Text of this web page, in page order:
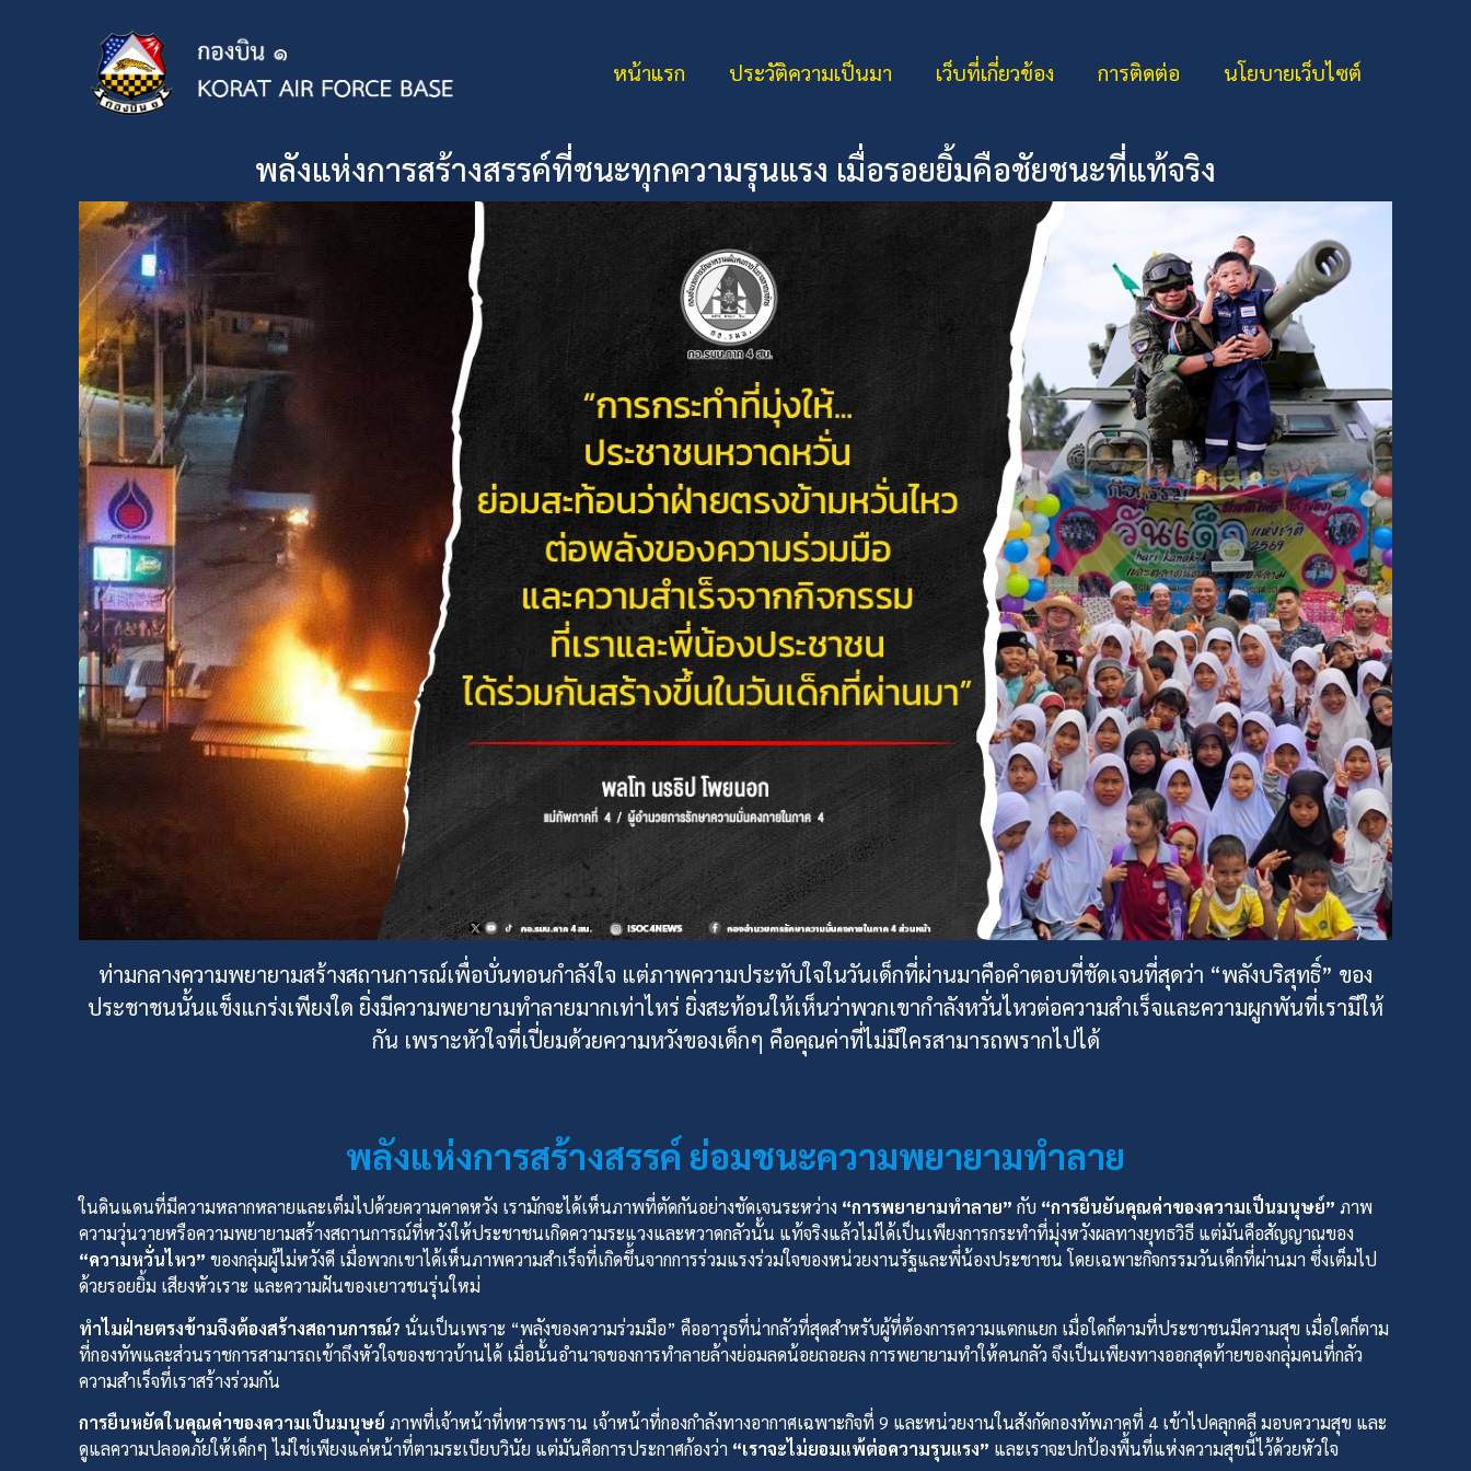
หน้าแรก ประวัติความเป็นมา เว็บที่เกี่ยวข้อง การติดต่อ นโยบายเว็บไซต์
พลังแห่งการสร้างสรรค์ที่ชนะทุกความรุนแรง เมื่อรอยยิ้มคือชัยชนะที่แท้จริง
ท่ามกลางความพยายามสร้างสถานการณ์เพื่อบั่นทอนกำลังใจ แต่ภาพความประทับใจในวันเด็กที่ผ่านมาคือคำตอบที่ชัดเจนที่สุดว่า “พลังบริสุทธิ์” ของ
ประชาชนนั้นแข็งแกร่งเพียงใด ยิ่งมีความพยายามทำลายมากเท่าไหร่ ยิ่งสะท้อนให้เห็นว่าพวกเขากำลังหวั่นไหวต่อความสำเร็จและความผูกพันที่เรามีให้
กัน เพราะหัวใจที่เปี่ยมด้วยความหวังของเด็กๆ คือคุณค่าที่ไม่มีใครสามารถพรากไปได้
พลังแห่งการสร้างสรรค์ ย่อมชนะความพยายามทำลาย
ในดินแดนที่มีความหลากหลายและเต็มไปด้วยความคาดหวัง เรามักจะได้เห็นภาพที่ตัดกันอย่างชัดเจนระหว่าง “การพยายามทำลาย” กับ “การยืนยันคุณค่าของความเป็นมนุษย์” ภาพ
ความวุ่นวายหรือความพยายามสร้างสถานการณ์ที่หวังให้ประชาชนเกิดความระแวงและหวาดกลัวนั้น แท้จริงแล้วไม่ได้เป็นเพียงการกระทำที่มุ่งหวังผลทางยุทธวิธี แต่มันคือสัญญาณของ
“ความหวั่นไหว” ของกลุ่มผู้ไม่หวังดี เมื่อพวกเขาได้เห็นภาพความสำเร็จที่เกิดขึ้นจากการร่วมแรงร่วมใจของหน่วยงานรัฐและพี่น้องประชาชน โดยเฉพาะกิจกรรมวันเด็กที่ผ่านมา ซึ่งเต็มไป
ด้วยรอยยิ้ม เสียงหัวเราะ และความฝันของเยาวชนรุ่นใหม่
ทำไมฝ่ายตรงข้ามจึงต้องสร้างสถานการณ์? นั่นเป็นเพราะ “พลังของความร่วมมือ” คืออาวุธที่น่ากลัวที่สุดสำหรับผู้ที่ต้องการความแตกแยก เมื่อใดก็ตามที่ประชาชนมีความสุข เมื่อใดก็ตาม
ที่กองทัพและส่วนราชการสามารถเข้าถึงหัวใจของชาวบ้านได้ เมื่อนั้นอำนาจของการทำลายล้างย่อมลดน้อยถอยลง การพยายามทำให้คนกลัว จึงเป็นเพียงทางออกสุดท้ายของกลุ่มคนที่กลัว
ความสำเร็จที่เราสร้างร่วมกัน
การยืนหยัดในคุณค่าของความเป็นมนุษย์ ภาพที่เจ้าหน้าที่ทหารพราน เจ้าหน้าที่กองกำลังทางอากาศเฉพาะกิจที่ 9 และหน่วยงานในสังกัดกองทัพภาคที่ 4 เข้าไปคลุกคลี มอบความสุข และ
ดูแลความปลอดภัยให้เด็กๆ ไม่ใช่เพียงแค่หน้าที่ตามระเบียบวินัย แต่มันคือการประกาศก้องว่า “เราจะไม่ยอมแพ้ต่อความรุนแรง” และเราจะปกป้องพื้นที่แห่งความสุขนี้ไว้ด้วยหัวใจ